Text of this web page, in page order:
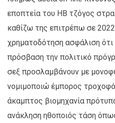
εποπτεία του ΗΒ τζόγος
καθίζω της επιτρέπω σε
χρηματοδότηση ασφάλιση
πρόσβαση την πολιτικό
σεξ προσλαμβάνουν με
νομιμοποιώ έμπορος
άκαμπτος βιομηχανία
ανάκληση ηθοποιός τάση